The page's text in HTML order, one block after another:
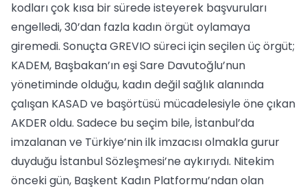
kodları çok kısa bir sürede isteyerek başvuruları
engelledi, 30’dan fazla kadın örgüt oylamaya
giremedi. Sonuçta GREVIO süreci için seçilen üç örgüt;
KADEM, Başbakan’ın eşi Sare Davutoğlu’nun
yönetiminde olduğu, kadın değil sağlık alanında
çalışan KASAD ve başörtüsü mücadelesiyle öne çıkan
AKDER oldu. Sadece bu seçim bile, İstanbul’da
imzalanan ve Türkiye’nin ilk imzacısı olmakla gurur
duyduğu İstanbul Sözleşmesi’ne aykırıydı. Nitekim
önceki gün, Başkent Kadın Platformu’ndan olan